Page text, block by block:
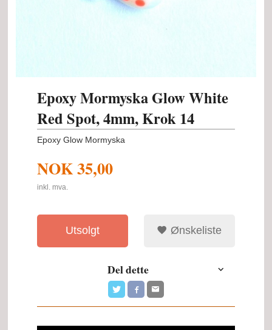
Epoxy Mormyska Glow White
Red Spot, 4mm, Krok 14
Epoxy Glow Mormyska
NOK35,00
inkl. mva.
Utsolgt Ønskeliste
Del dette